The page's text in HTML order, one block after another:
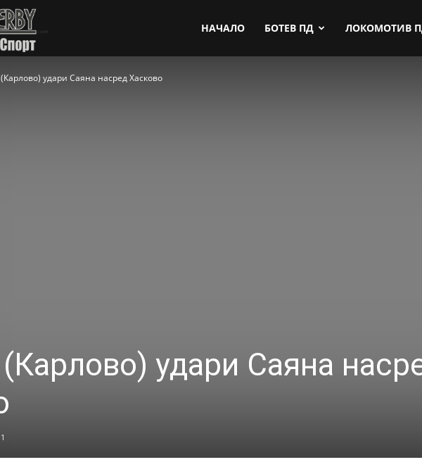
НАЧАЛО БОТЕВ ПД ЛОКОМОТИВ
удари Саяна насред Хасково
удари Саяна
1